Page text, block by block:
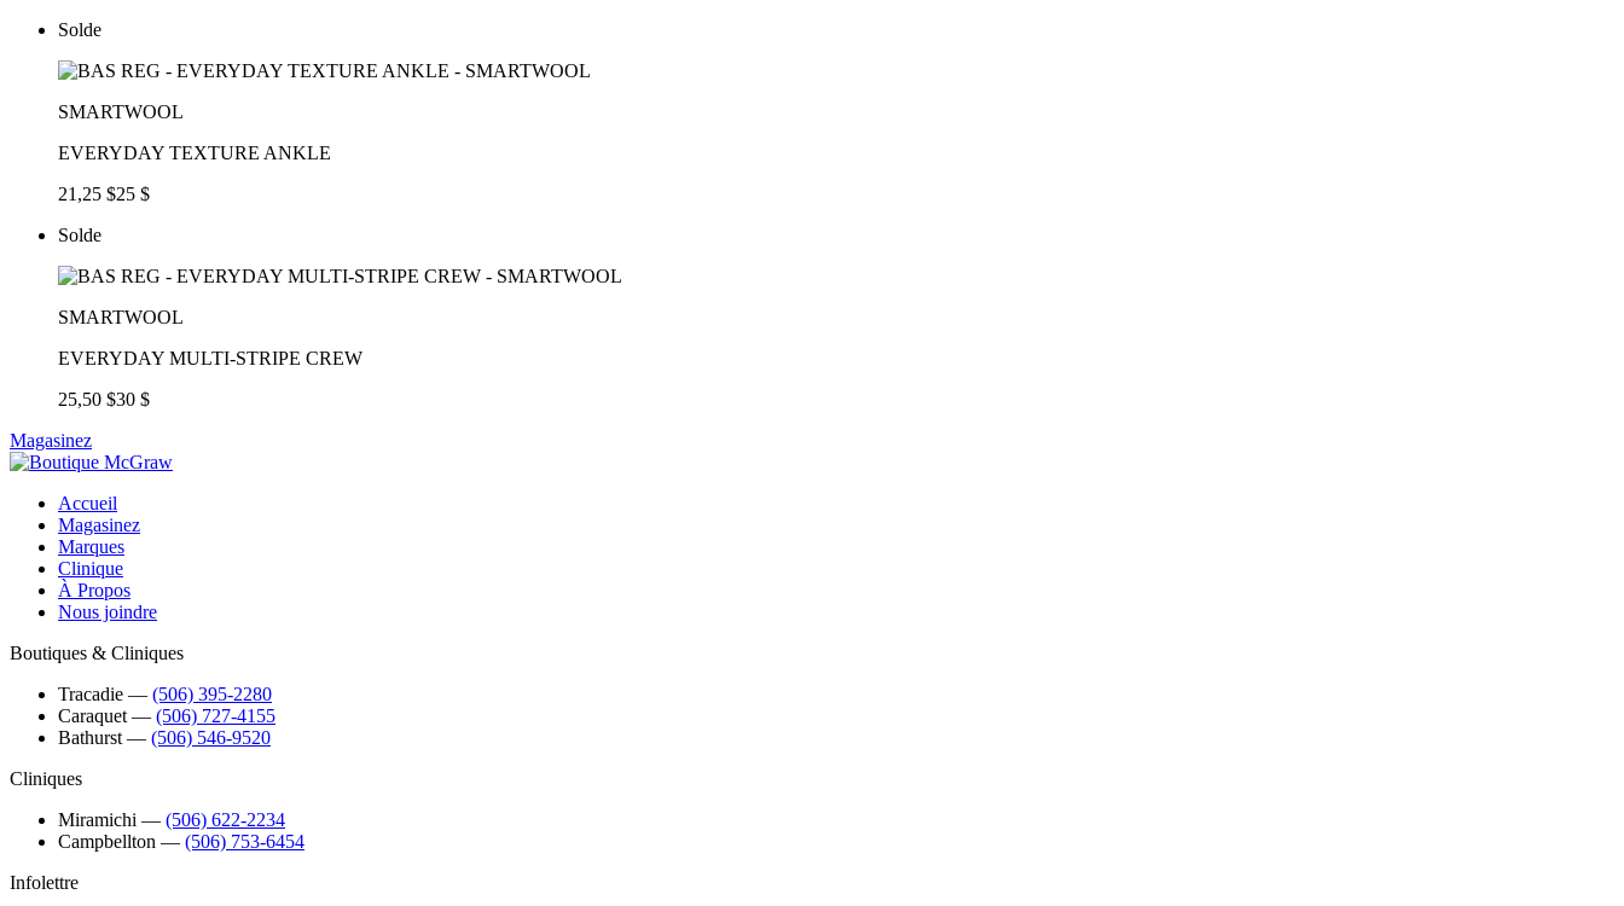
Solde
SMARTWOOL
EVERYDAY TEXTURE ANKLE
21,25 $25 $
Solde
SMARTWOOL
EVERYDAY MULTI-STRIPE CREW
25,50 $30 $
Magasinez
Accueil
Magasinez
Marques
Clinique
À Propos
Nous joindre
Boutiques & Cliniques
Tracadie ― (506) 395-2280
Caraquet ― (506) 727-4155
Bathurst ― (506) 546-9520
Cliniques
Miramichi ― (506) 622-2234
Campbellton ― (506) 753-6454
Infolettre